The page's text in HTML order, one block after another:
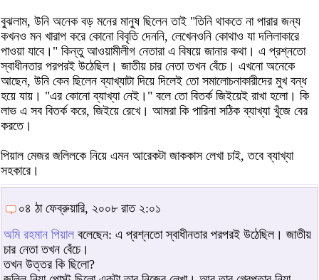
বুঝলাম, উনি অনেক বড় মনের মানুষ ছিলেন তাই "তিনি থাকতে না পারার জন্য
কখনও মন খারাপ করে কোনো বিবৃতি দেননি, লেখেনওনি কোথাও যা দলিলাকারে
পাওয়া যাবে।" কিন্তু আওয়ামীলীগ নেতারা এ বিষয়ে জানার কথা। এ প্রশ্নতো
স্বাধীনতার পরপরই উঠেছিল। জাতীয় চার নেতা তখন বেঁচে। এখনো অনেকে
আছেন, উনি কেন ছিলেন ব্যাখ্যাটা দিয়ে দিলেই তো সমালোচনাকারীদের মুখ বন্ধ
হয়ে যায়। "এর কোনো ব্যাখ্যা নেই।" বলে তো বিতর্ক জিইয়েই রাখা হলো। কি
লাভ এ সব বিতর্ক করে, জিইয়ে রেখে। আমরা কি পারিনা সঠিক ব্যাখ্যা খুঁজে বের
করতে।
পিয়াল মেজর জলিলকে নিয়ে এমন আরেকটা জাককাস লেখা চাই, তবে ব্যাখ্যা
সহকারে।
০৪ ঠা ফেব্রুয়ারি, ২০০৮ রাত ২:০১
অমি রহমান পিয়াল বলেছেন: এ প্রশ্নতো স্বাধীনতার পরপরই উঠেছিল। জাতীয়
চার নেতা তখন বেঁচে।
তখন উত্তর কি ছিলো?